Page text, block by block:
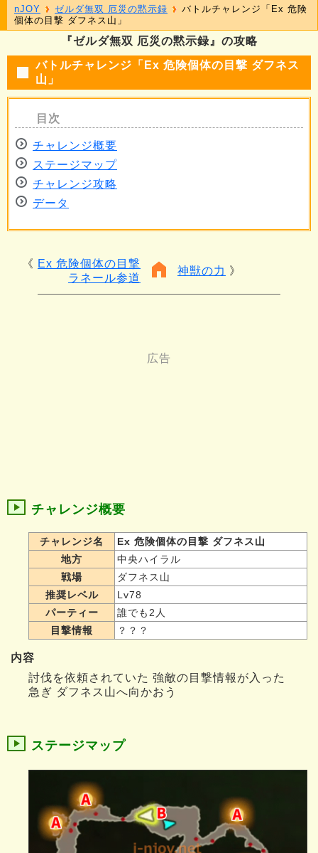
『ゼルダ無双 厄災の黙示録』の攻略
バトルチャレンジ「Ex 危険個体の目撃 ダフネス
山」
チャレンジ概要
ステージマップ
チャレンジ攻略
データ
Ex 危険個体の目撃
ラネール参道
神獣の力
チャレンジ概要
チャレンジ名
Ex 危険個体の目撃 ダフネス山
地方
中央ハイラル
戦場
ダフネス山
推奨レベル
Lv78
パーティー
誰でも2人
目撃情報
？？？
内容
討伐を依頼されていた 強敵の目撃情報が入った
急ぎ ダフネス山へ向かおう
ステージマップ
nJOY ゼルダ無双 厄災の黙示録
バトルチャレンジ「Ex 危険
個体の目撃 ダフネス山」